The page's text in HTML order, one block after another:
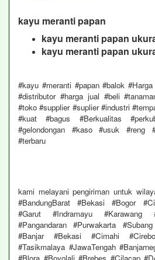
kayu meranti papan
kayu meranti papan
kayu meranti papan
#kayu #meranti #papan #balok
#distributor #harga jual #beli
#toko #supplier #suplier #industri
#kuat #bagus #Berkualitas
#gelondongan #kaso #usuk #reng
#terbaru
kami melayani pengiriman untuk
#BandungBarat #Bekasi #Bogor
#Garut #Indramayu #Karawang
#Pangandaran #Purwakarta
#Banjar #Bekasi #Cimahi
#Tasikmalaya #JawaTengah